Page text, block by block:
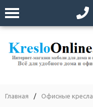
Главная / Офисные кресла